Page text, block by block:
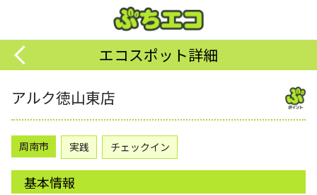
エコスポット詳細
アルク徳山東店
周南市 実践 チェックイン
基本情報